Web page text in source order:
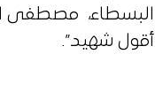
البسطاء، مصطفى
أقول شهيد”.